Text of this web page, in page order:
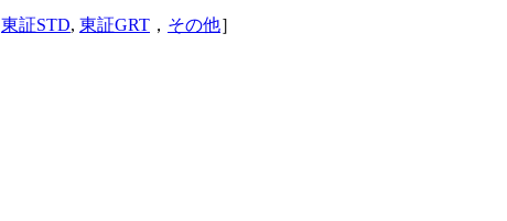
東証STD, 東証GRT ， その他］